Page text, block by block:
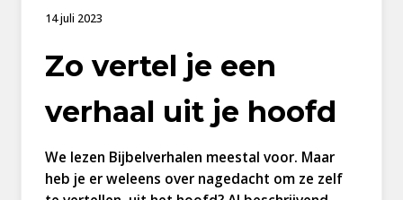
14 juli 2023
Zo vertel je een
verhaal uit je hoofd
We lezen Bijbelverhalen meestal voor. Maar
heb je er weleens over nagedacht om ze zelf